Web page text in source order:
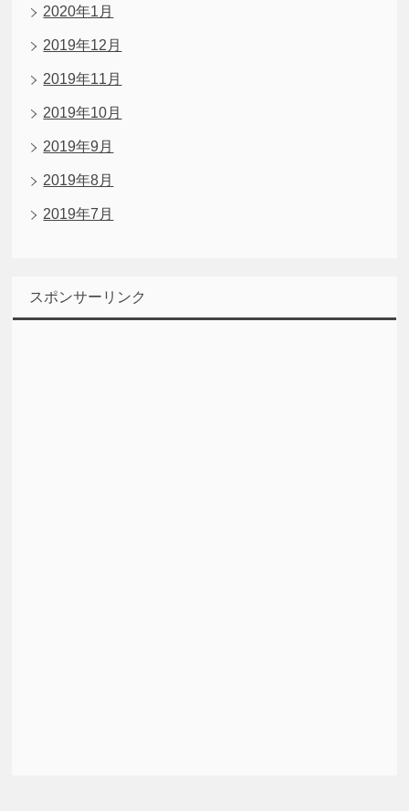
2020年1月
2019年12月
2019年11月
2019年10月
2019年9月
2019年8月
2019年7月
スポンサーリンク